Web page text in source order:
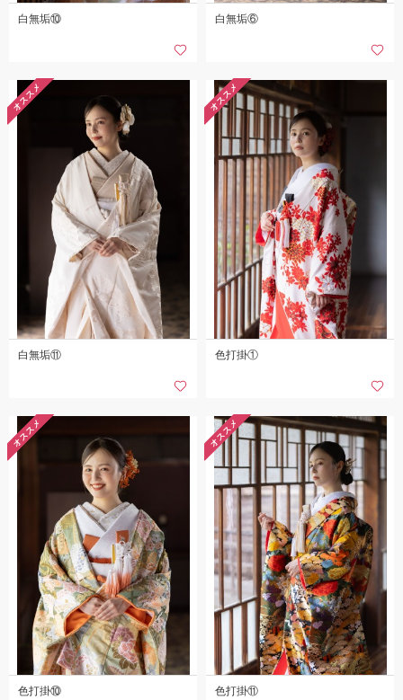
白無垢⑩ 白無垢⑥
オススメ
白無垢⑪
オススメ
色打掛①
オススメ
色打掛⑩
オススメ
色打掛⑪